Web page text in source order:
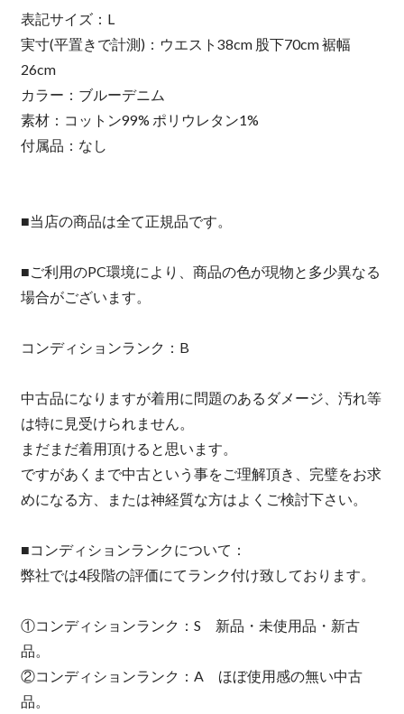
表記サイズ：L
実寸(平置きで計測)：ウエスト38cm 股下70cm 裾幅
26cm
カラー：ブルーデニム
素材：コットン99% ポリウレタン1%
付属品：なし
■当店の商品は全て正規品です。
■ご利用のPC環境により、商品の色が現物と多少異なる
場合がございます。
コンディションランク：B
中古品になりますが着用に問題のあるダメージ、汚れ等
は特に見受けられません。
まだまだ着用頂けると思います。
ですがあくまで中古という事をご理解頂き、完璧をお求
めになる方、または神経質な方はよくご検討下さい。
■コンディションランクについて：
弊社では4段階の評価にてランク付け致しております。
①コンディションランク：S 新品・未使用品・新古
品。
②コンディションランク：A ほぼ使用感の無い中古
品。